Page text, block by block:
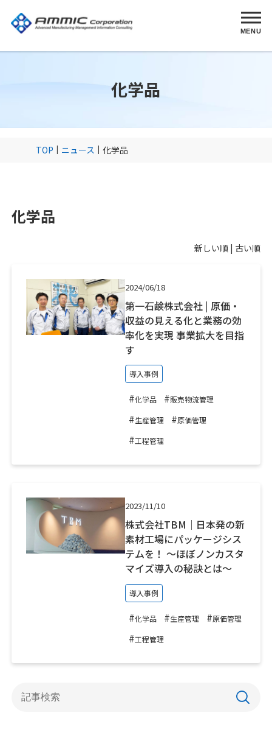
MENU
化学品
TOP ニュース 化学品
化学品
新しい順 | 古い順
2024/06/18
第一石鹸株式会社 | 原価・
収益の見える化と業務の効
率化を実現 事業拡大を目指
す
導入事例
#化学品 #販売物流管理
#生産管理 #原価管理
#工程管理
2023/11/10
株式会社TBM｜日本発の新
素材工場にパッケージシス
テムを！ ～ほぼノンカスタ
マイズ導入の秘訣とは～
導入事例
#化学品 #生産管理 #原価管理
#工程管理